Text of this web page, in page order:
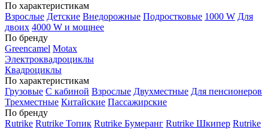
По характеристикам
Взрослые Детские Внедорожные Подростковые 1000 W Для
двоих 4000 W и мощнее
По бренду
Greencamel Motax
Электроквадроциклы
Квадроциклы
По характеристикам
Грузовые С кабиной Взрослые Двухместные Для пенсионеров
Трехместные Китайские Пассажирские
По бренду
Rutrike Rutrike Топик Rutrike Бумеранг Rutrike Шкипер Rutrike